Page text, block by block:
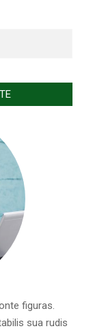
figuras.
sua rudis